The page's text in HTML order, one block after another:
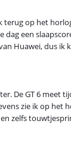
terug op het
een
Huawei, dus ik
De GT 6 meet
zie ik op het
zelfs